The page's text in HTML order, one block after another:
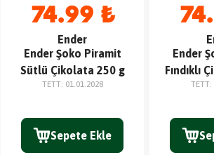
74.99 ₺
Ender
Ender Şoko Piramit
Sütlü Çikolata 250 g
TETT: 01.01.2028
Sepete Ekle
Ender
Fındıklı
TETT: